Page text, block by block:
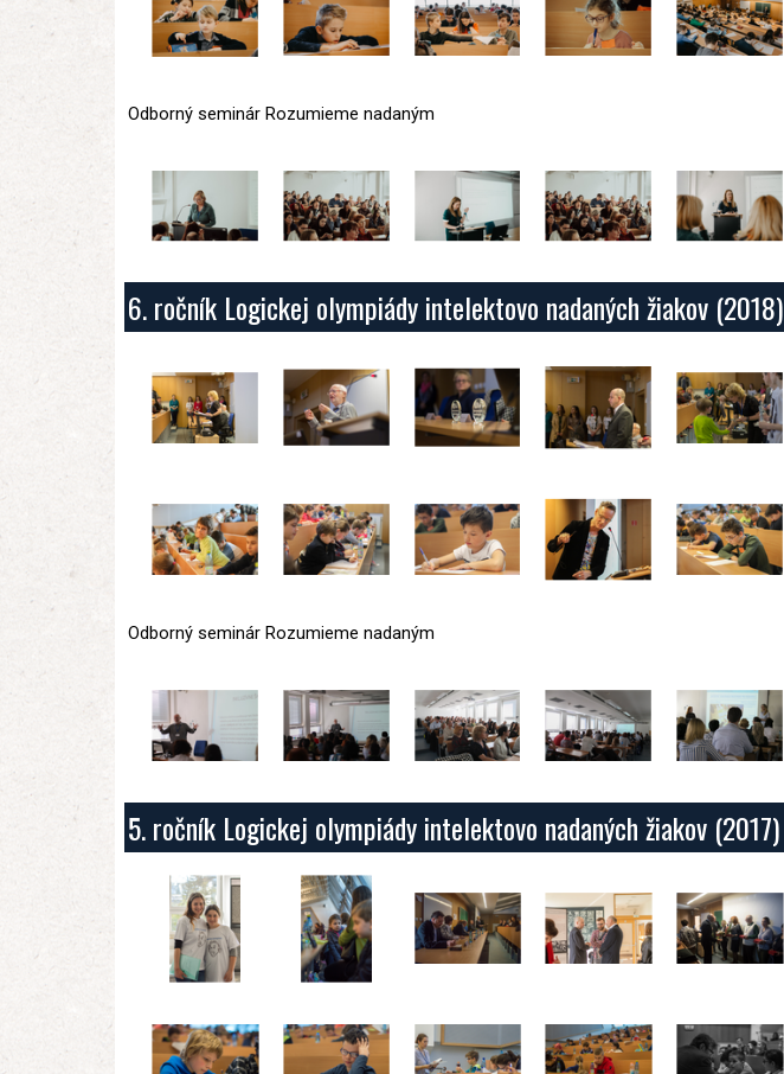
Odborný seminár Rozumieme nadaným
6. ročník Logickej olympiády intelektovo nadaných žiakov (2018)
Odborný seminár Rozumieme nadaným
5. ročník Logickej olympiády intelektovo nadaných žiakov (2017)